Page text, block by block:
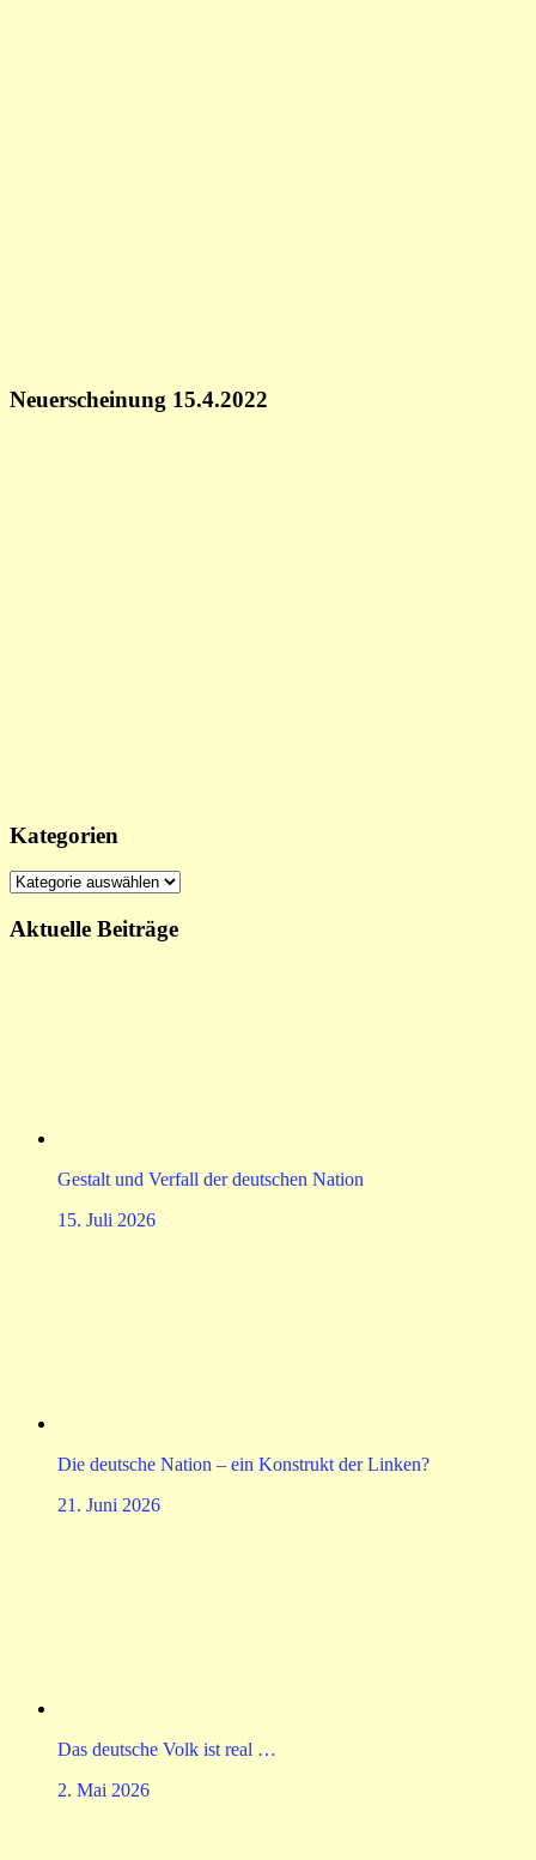
Neuerscheinung 15.4.2022
Kategorien
Kategorien
Aktuelle Beiträge
Gestalt und Verfall der deutschen Nation
15. Juli 2026
Die deutsche Nation – ein Konstrukt der Linken?
21. Juni 2026
Das deutsche Volk ist real …
2. Mai 2026